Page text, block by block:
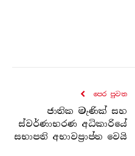
පෙර පුව​ත
ජාතික මැණික් සහ
ස්වර්ණාභරණ අධිකාරියේ
සභාපති අභාවප්‍රාප්ත වෙයි